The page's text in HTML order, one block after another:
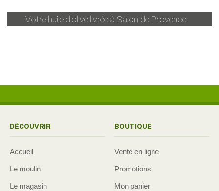
Votre huile d'olive livrée à Salon de Provence
DÉCOUVRIR
Accueil
Le moulin
Le magasin
BOUTIQUE
Vente en ligne
Promotions
Mon panier